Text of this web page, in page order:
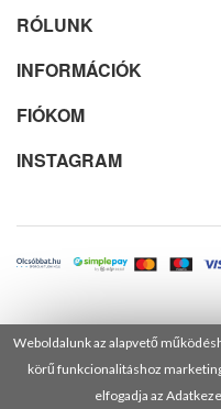
Weboldalunk az alapvető
körű funkcionalitáshoz
elfogadja az
RÓLUNK
INFORMÁCIÓK
FIÓKOM
INSTAGRAM
© 2025 Minden jog